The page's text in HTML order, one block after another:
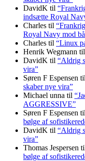
DavidK til
indsætte Royal
Charles til
Royal Navy mod
Charles til “Linux
Henrik Wegmann til
DavidK til “Aldrig
vira”
Søren F Espensen til
skaber nye vira”
Michael unna til
AGGRESSIVE”
Søren F Espensen til
bølge af
DavidK til “Aldrig
vira”
Thomas Jespersen
bølge af